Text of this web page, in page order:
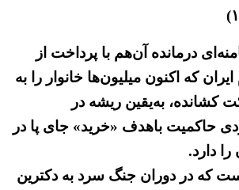
درمانده آن‌هم با پرداخت از
که اکنون میلیون‌ها خانوار را به
کشانده، به‌یقین ریشه در
حاکمیت باهدف «خرید» جای پا در
دارد.
که در دوران جنگ سرد به دکترین